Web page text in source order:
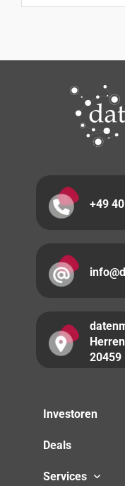
+49
20459
Investoren
Deals
Services